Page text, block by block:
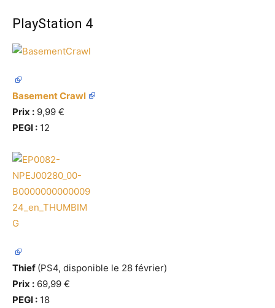
PlayStation 4
Basement Crawl
Prix : 9,99 €
PEGI : 12
Thief (PS4, disponible le 28 février)
Prix : 69,99 €
PEGI : 18